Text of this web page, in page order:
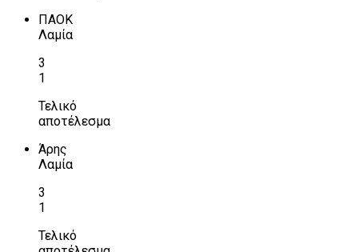
ΠΑΟΚ
Λαμία
3
1
Τελικό
αποτέλεσμα
Άρης
Λαμία
3
1
Τελικό